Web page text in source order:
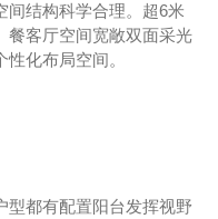
间结构科学合理。超6米
餐客厅空间宽敞双面采光
化布局空间。
型都有配置阳台发挥视野